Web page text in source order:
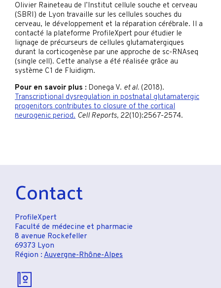
Olivier Raineteau de l’Institut cellule souche et cerveau
(SBRI) de Lyon travaille sur les cellules souches du
cerveau, le développement et la réparation cérébrale. Il a
contacté la plateforme ProfileXpert pour étudier le
lignage de précurseurs de cellules glutamatergiques
durant la corticogenèse par une approche de sc-RNAseq
(single cell). Cette analyse a été réalisée grâce au
système C1 de Fluidigm.
Pour en savoir plus : Donega V. et al. (2018).
Transcriptional dysregulation in postnatal glutamatergic
progenitors contributes to closure of the cortical
neurogenic period. Cell Reports, 22(10):2567-2574.
Contact
ProfileXpert
Faculté de médecine et pharmacie
8 avenue Rockefeller
69373 Lyon
Région : Auvergne-Rhône-Alpes